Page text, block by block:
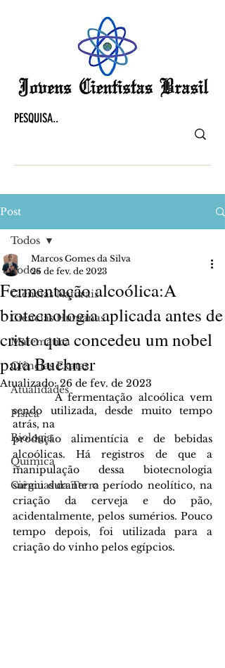
Post
Todos
Ciências Naturais
Ciências Humanas
Matemática
Ciências Exatas
Atualidades
Física
Biologia
Química
Ciências da Terra
Todos
Fermentação alcoólica:A
biotecnologia aplicada antes de
cristo que concedeu um nobel
para Buchner
Marcos Gomes da Silva
26 de fev. de 2023
Atualizado:26 de fev. de 2023
       A fermentação alcoólica vem
sendo utilizada, desde muito tempo
atrás, na
produção alimentícia e de bebidas
alcoólicas. Há registros de que a
manipulação dessa biotecnologia
surgiu durante o período neolítico, na
criação da cerveja e do pão,
acidentalmente, pelos sumérios. Pouco
tempo depois, foi utilizada para a
criação do vinho pelos egípcios.